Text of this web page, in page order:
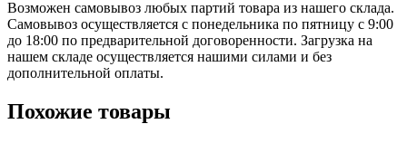
Возможен самовывоз любых партий товара из нашего склада.
Самовывоз осуществляется с понедельника по пятницу с 9:00
до 18:00 по предварительной договоренности. Загрузка на
нашем складе осуществляется нашими силами и без
дополнительной оплаты.
Похожие товары